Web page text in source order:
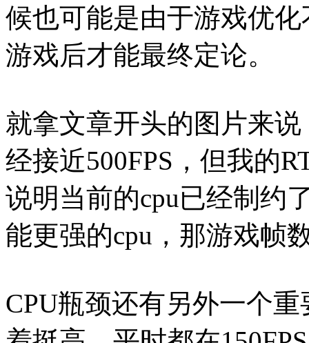
候也可能是由于游戏优
游戏后才能最终定论。
就拿文章开头的图片来
经接近500FPS，但我的
说明当前的cpu已经制约
能更强的cpu，那游戏帧
CPU瓶颈还有另外一个